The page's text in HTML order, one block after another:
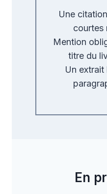
Une
courtes
Mention
titre du
Un extrait
En